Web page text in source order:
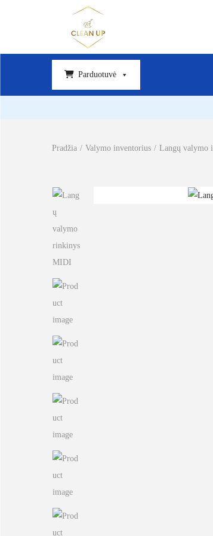
Parduotuvė
Pradžia / Valymo inventorius / Langų valymo